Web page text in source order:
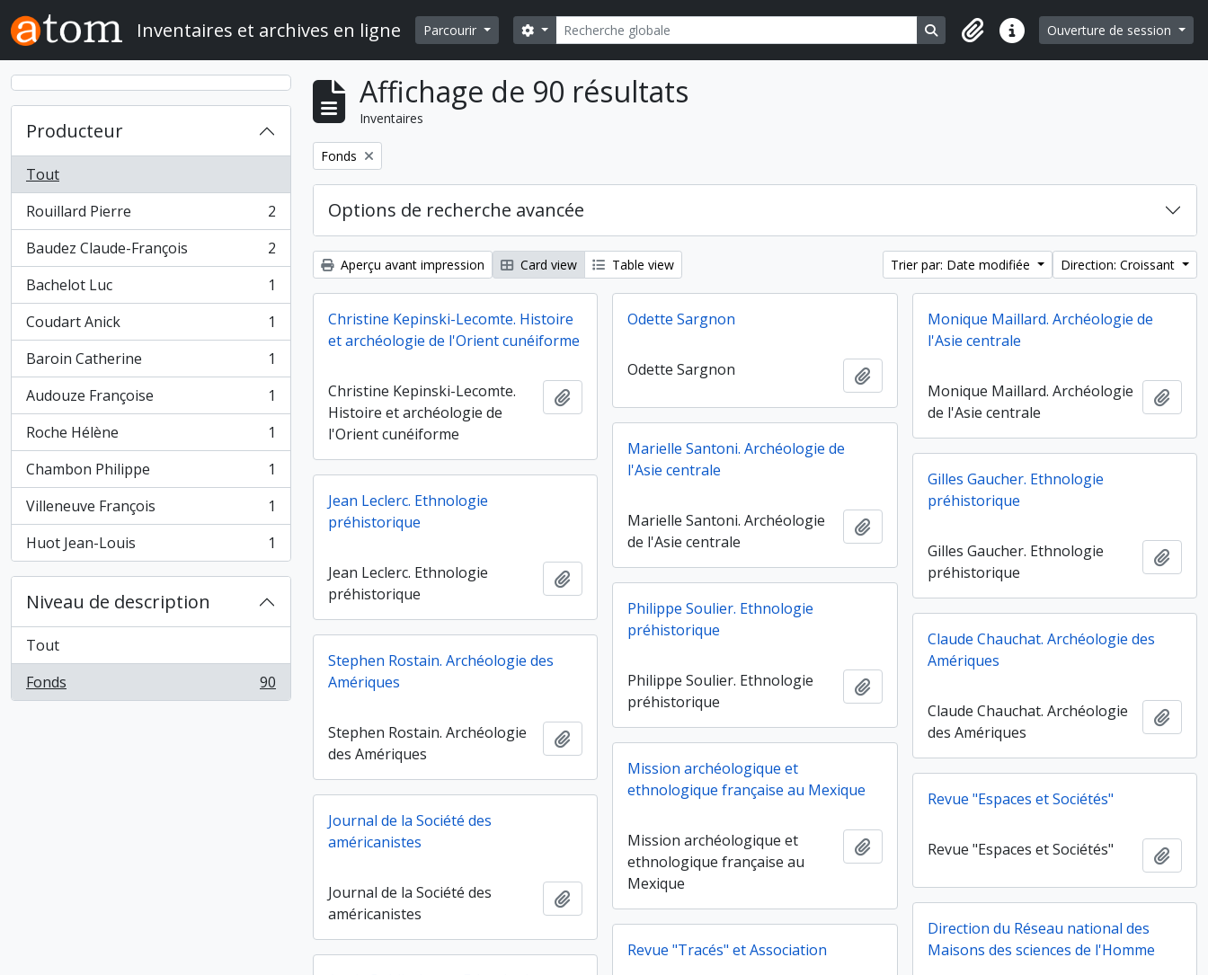
Skip to main content
Inventaires et archives en ligne Parcourir Rechercher
Search options Search in browse page
Liens rapidesOuverture de session
Producteur
Tout
Rouillard Pierre
, 2 résultats
2
Baudez Claude-François
, 2 résultats
2
Bachelot Luc
, 1 résultats
1
Coudart Anick
, 1 résultats
1
Baroin Catherine
, 1 résultats
1
Audouze Françoise
, 1 résultats
1
Roche Hélène
, 1 résultats
1
Chambon Philippe
, 1 résultats
1
Villeneuve François
, 1 résultats
1
Huot Jean-Louis
, 1 résultats 1
Niveau de description
Tout
Fonds
, 90 résultats 90
Affichage de 90 résultats
Inventaires
Remove filter:
Fonds
Options de recherche avancée
Aperçu avant impression Card view Table view Trier par: Date modifiée Direction: Croissant
Christine Kepinski-Lecomte. Histoire
et archéologie de l'Orient cunéiforme
Christine Kepinski-Lecomte.
Histoire et archéologie de
l'Orient cunéiforme
Odette Sargnon
Odette Sargnon Ajouter au presse-papier
Monique Maillard. Archéologie de
l'Asie centrale
Monique Maillard. Archéologie
de l'Asie centrale
Marielle Santoni. Archéologie de
l'Asie centrale
Marielle Santoni. Archéologie
de l'Asie centrale
Ajouter au presse-papier
Gilles Gaucher. Ethnologie
préhistorique
Gilles Gaucher. Ethnologie
préhistorique
Jean Leclerc. Ethnologie
préhistorique
Jean Leclerc. Ethnologie
préhistorique
Ajouter au presse-papier
Philippe Soulier. Ethnologie
préhistorique
Philippe Soulier. Ethnologie
préhistorique
Ajouter au presse-papier
Claude Chauchat. Archéologie des
Amériques
Claude Chauchat. Archéologie
des Amériques
Stephen Rostain. Archéologie des
Amériques
Stephen Rostain. Archéologie
des Amériques
Ajouter au presse-papier
Mission archéologique et
ethnologique française au Mexique
Mission archéologique et
ethnologique française au
Mexique
Ajouter au presse-papier
Revue "Espaces et Sociétés"
Revue "Espaces et Sociétés"
Journal de la Société des
américanistes
Journal de la Société des
américanistes
Ajouter au presse-papier
Direction du Réseau national des
Maisons des sciences de l'Homme
Revue "Tracés" et Association